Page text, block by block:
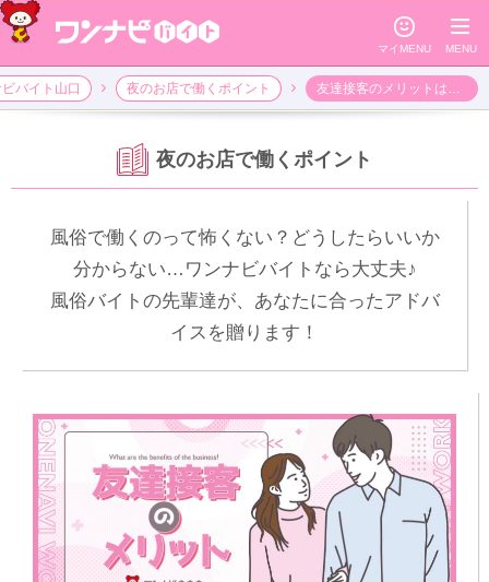
☺
マイMENU
≡
MENU
バイト山口 夜のお店で働くポイント
夜のお店で働くポイント
風俗で働くのって怖くない？どうしたらいいか
分からない…ワンナビバイトなら大丈夫♪
風俗バイトの先輩達が、あなたに合ったアドバ
イスを贈ります！